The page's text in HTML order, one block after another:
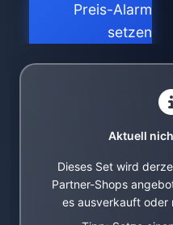
Preis-Alarm
setzen
Aktuell
Dieses Set wird
Partner-Shops
es ausverkauft oder